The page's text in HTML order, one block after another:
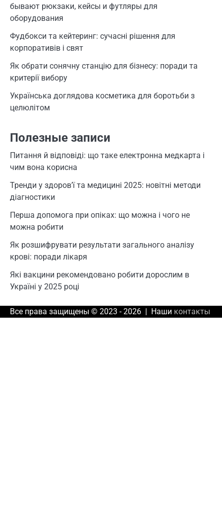
бывают рюкзаки, кейсы и футляры для
оборудования
Фудбокси та кейтеринг: сучасні рішення для
корпоративів і свят
Як обрати сонячну станцію для бізнесу: поради та
критерії вибору
Українська доглядова косметика для боротьби з
целюлітом
Полезные записи
Питання й відповіді: що таке електронна медкарта і
чим вона корисна
Тренди у здоров’ї та медицині 2025: новітні методи
діагностики
Перша допомога при опіках: що можна і чого не
можна робити
Як розшифрувати результати загального аналізу
крові: поради лікаря
Які вакцини рекомендовано робити дорослим в
Україні у 2025 році
Все права защищены © 2023 - 2026 | Наши контакты